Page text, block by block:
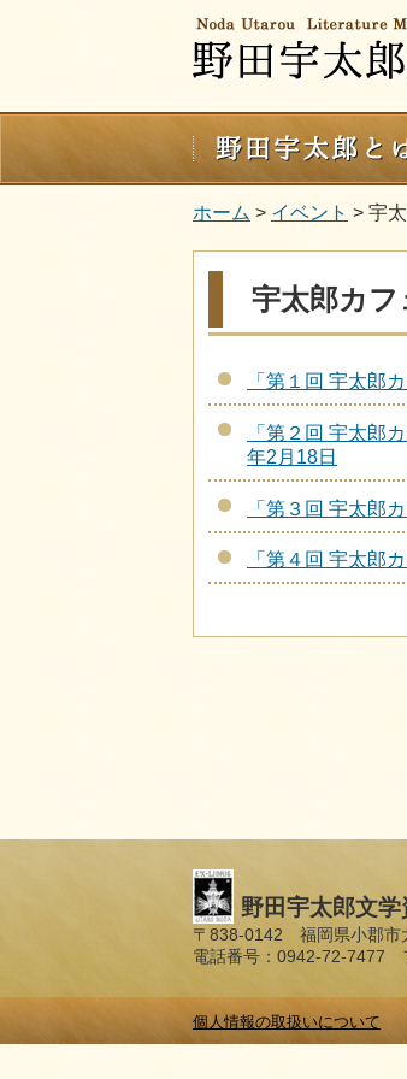
ホーム > イベント > 宇
宇太郎カフ
「第１回 宇太郎
「第２回 宇太郎
年2月18日
「第３回 宇太郎
「第４回 宇太郎
野田宇太郎文学
〒838-0142 福岡県小郡市
電話番号：0942-72-7477
個人情報の取扱いについて